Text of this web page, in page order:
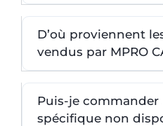
D’où proviennent
vendus par MPRO
Puis-je
spécifique non